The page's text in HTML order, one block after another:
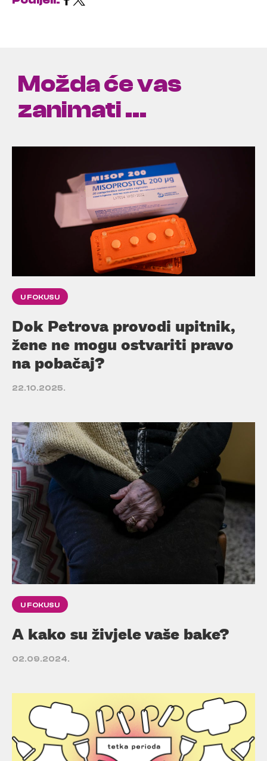
Možda će vas
zanimati ...
U FOKUSU
Dok Petrova provodi upitnik,
žene ne mogu ostvariti pravo
na pobačaj?
22.10.2025.
U FOKUSU
A kako su živjele vaše bake?
02.09.2024.